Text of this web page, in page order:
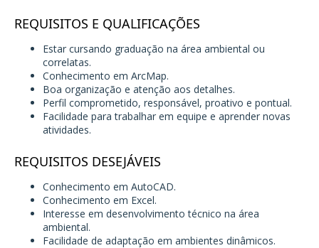
REQUISITOS E QUALIFICAÇÕES
Estar cursando graduação na área ambiental ou
correlatas.
Conhecimento em ArcMap.
Boa organização e atenção aos detalhes.
Perfil comprometido, responsável, proativo e pontual.
Facilidade para trabalhar em equipe e aprender novas
atividades.
REQUISITOS DESEJÁVEIS
Conhecimento em AutoCAD.
Conhecimento em Excel.
Interesse em desenvolvimento técnico na área
ambiental.
Facilidade de adaptação em ambientes dinâmicos.